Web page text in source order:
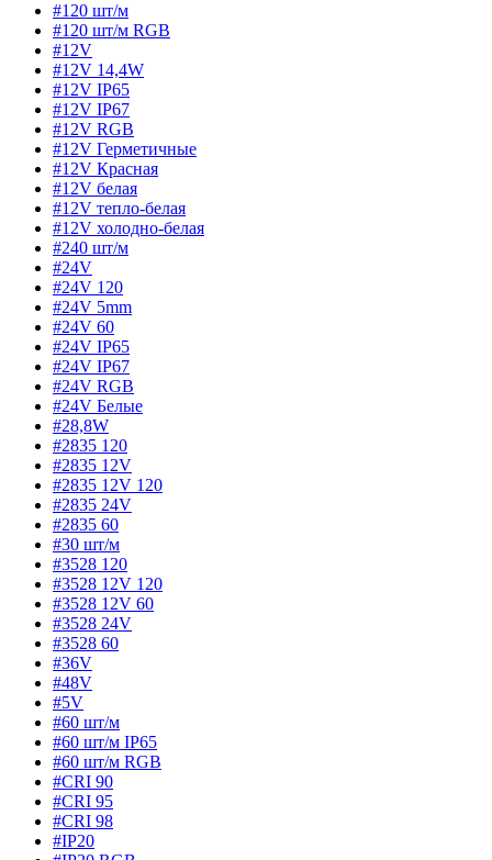
#120 шт/м
#120 шт/м RGB
#12V
#12V 14,4W
#12V IP65
#12V IP67
#12V RGB
#12V Герметичные
#12V Красная
#12V белая
#12V тепло-белая
#12V холодно-белая
#240 шт/м
#24V
#24V 120
#24V 5mm
#24V 60
#24V IP65
#24V IP67
#24V RGB
#24V Белые
#28,8W
#2835 120
#2835 12V
#2835 12V 120
#2835 24V
#2835 60
#30 шт/м
#3528 120
#3528 12V 120
#3528 12V 60
#3528 24V
#3528 60
#36V
#48V
#5V
#60 шт/м
#60 шт/м IP65
#60 шт/м RGB
#CRI 90
#CRI 95
#CRI 98
#IP20